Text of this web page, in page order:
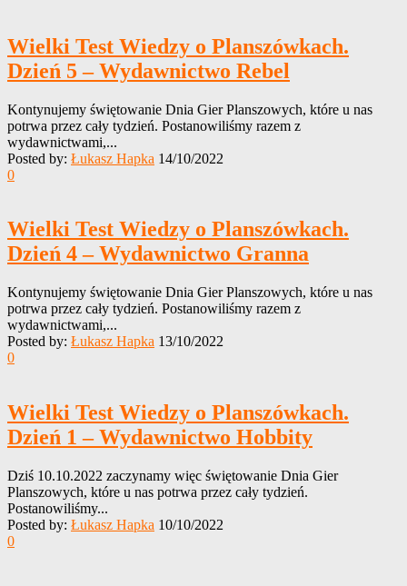
Wielki Test Wiedzy o Planszówkach.
Dzień 5 – Wydawnictwo Rebel
Kontynujemy świętowanie Dnia Gier Planszowych, które u nas
potrwa przez cały tydzień. Postanowiliśmy razem z
wydawnictwami,...
Posted by: Łukasz Hapka 14/10/2022
0
Wielki Test Wiedzy o Planszówkach.
Dzień 4 – Wydawnictwo Granna
Kontynujemy świętowanie Dnia Gier Planszowych, które u nas
potrwa przez cały tydzień. Postanowiliśmy razem z
wydawnictwami,...
Posted by: Łukasz Hapka 13/10/2022
0
Wielki Test Wiedzy o Planszówkach.
Dzień 1 – Wydawnictwo Hobbity
Dziś 10.10.2022 zaczynamy więc świętowanie Dnia Gier
Planszowych, które u nas potrwa przez cały tydzień.
Postanowiliśmy...
Posted by: Łukasz Hapka 10/10/2022
0